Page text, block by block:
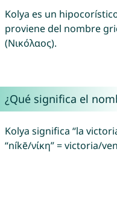
Kolya es un
proviene del nombre
(Νικόλαος).
¿Qué significa el
Kolya significa “la
“níkē/νίκη” = victoria/